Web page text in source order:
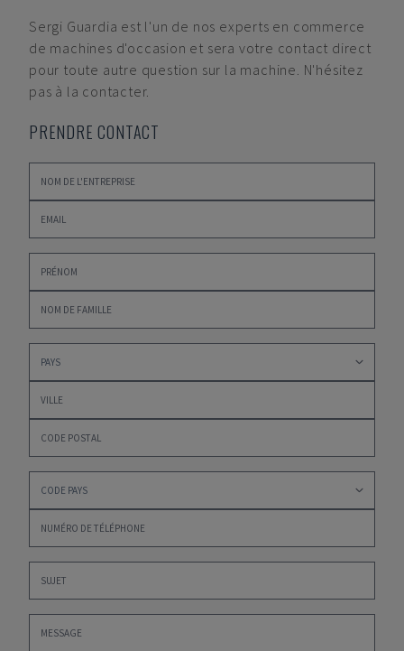
Sergi Guardia est l'un de nos experts en commerce
de machines d'occasion et sera votre contact direct
pour toute autre question sur la machine. N'hésitez
pas à la contacter.
PRENDRE CONTACT